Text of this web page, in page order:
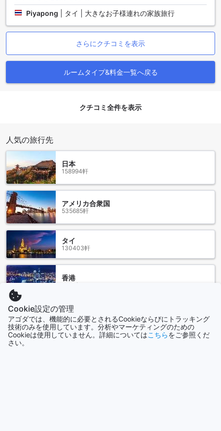
ナコンパトムの魅力溢れるリバー ホテル周辺エリア
ナコンパトムは、タイのナコンパトム県に位置する美しい都
市です。リバー ホテルは、この魅力溢れる地域の中心部に位
セスが便利です。
ナコンパトムは、その美しい自然環境で知られています。ホ
しい公園や庭園が点在しており、リラックスした時間を過ご
は、古代の寺院や歴史的な建造物へ簡単にアクセスすること
ができます。また、ナイトマーケットやローカルフードの屋
台も多くあり、地元の文化や料理を楽しむことができます。
ナコンパトムでの滞在中、リバー ホテル周辺エリアの魅力的
な観光スポットや活気ある雰囲気を満喫してください。
リバー ホテルへのアクセス方法
リバー ホテルはタイのナコンパトムに位置しており、最寄り
の空港からのアクセスも便利です。ナコンパトムには2つの主
要な空港があります。バンコクからの国際便を利用する場
合、ドンムアン空港（DMK）が最も便利なオプションです。
ドンムアン空港からリバー ホテルまでは、タクシーまたはバ
ンコクからのバスを利用することができます。タクシーは便
利で快適なオプションであり、所要時間は約2時間です。バン
です。
もう一つの空港はウタパオ国際空港（UTP）です。ウタパオ
国際空港はナコンパトムから約150キロメートル離れており、
タクシーを利用することができます。所要時間は約2時間半で
す。また、ウタパオ国際空港からナコンパトムまでのバスも
運行されています。バスは経済的な選択肢であり、所要時間
Piyapong タイ | 大きなお子様連れの家族旅行
さらにクチコミを表示
ルームタイプ&料金一覧へ戻る
クチコミ全件を表示
人気の旅行先
日本
158994軒
アメリカ合衆国
535685軒
タイ
130403軒
香港
2694軒
シンガポール
1505軒
Cookie設定の管理
アゴダでは、機能的に必要とされるCookieならびにトラッキング
技術のみを使用しています。分析やマーケティングのための
Cookieは使用していません。詳細についてはこちらをご参照くだ
さい。